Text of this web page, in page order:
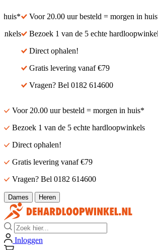
Voor 20.00 uur besteld = morgen in huis*
Bezoek 1 van de 5 echte hardloopwinkels
Direct ophalen!
Gratis levering vanaf €79
Vragen? Bel 0182 614600
Voor 20.00 uur besteld = morgen in huis*
Bezoek 1 van de 5 echte hardloopwinkels
Direct ophalen!
Gratis levering vanaf €79
Vragen? Bel 0182 614600
Dames Heren
Zoek
Inloggen